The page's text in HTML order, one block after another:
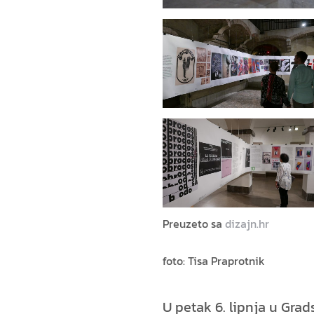
Preuzeto sa dizajn.hr
foto: Tisa Praprotnik
U petak 6. lipnja u